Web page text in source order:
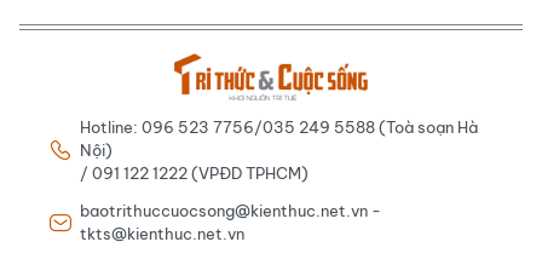
Hotline: 096 523 7756/035 249 5588 (Toà soạn Hà
Nội)
/ 091 122 1222 (VPĐD TPHCM)
baotrithuccuocsong@kienthuc.net.vn -
tkts@kienthuc.net.vn